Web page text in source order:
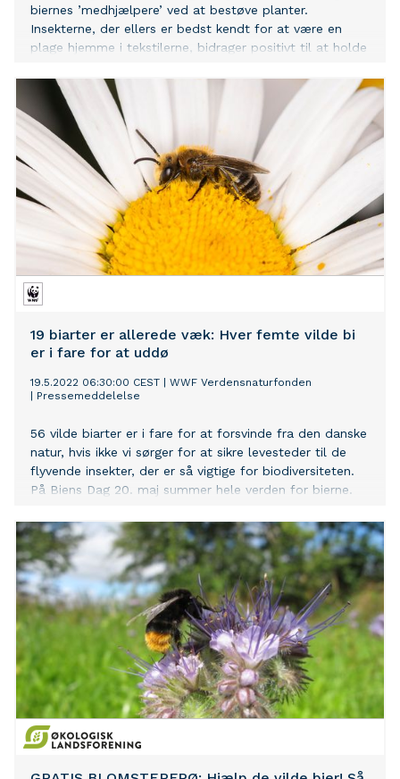
biernes ’medhjælpere’ ved at bestøve planter.
Insekterne, der ellers er bedst kendt for at være en
plage hjemme i tekstilerne, bidrager positivt til at holde
mens f.eks. bier og andre kendte bestøvere blive
mindre udbredte. Det er forskere ved Aarhus
Universitet, der har fundet ud af nyt om rollelisten til
historien om bierne og blomsterne – bogstaveligt talt.
19 biarter er allerede væk: Hver femte vilde bi
er i fare for at uddø
19.5.2022 06:30:00 CEST
WWF Verdensnaturfonden
Pressemeddelelse
56 vilde biarter er i fare for at forsvinde fra den danske
natur, hvis ikke vi sørger for at sikre levesteder til de
flyvende insekter, der er så vigtige for biodiversiteten.
På Biens Dag 20. maj summer hele verden for bierne.